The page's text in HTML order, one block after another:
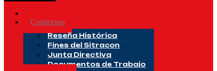
Conócenos
Reseña Histórica
Fines del Sitracon
Junta Directiva
Documentos de Trabajo